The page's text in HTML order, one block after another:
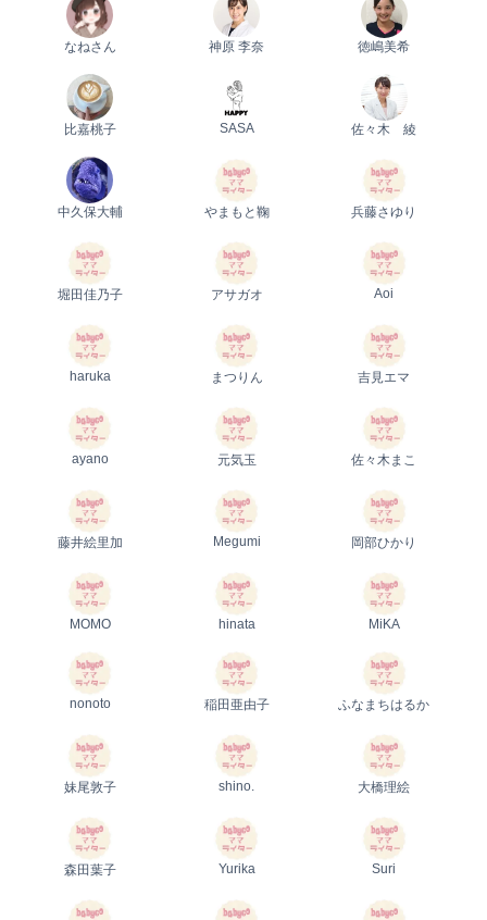
なねさん 神原 李奈 徳嶋美希
比嘉桃子 SASA 佐々木 綾
中久保大輔 やまもと鞠 兵藤さゆり
堀田佳乃子 アサガオ Aoi
haruka まつりん 吉見エマ
ayano 元気玉 佐々木まこ
藤井絵里加 Megumi 岡部ひかり
MOMO hinata MiKA
nonoto 稲田亜由子 ふなまちはるか
妹尾敦子 shino. 大橋理絵
森田葉子 Yurika Suri